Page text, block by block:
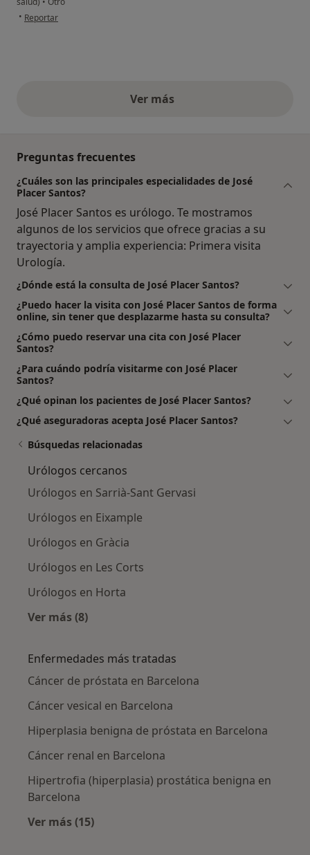
• en opinión del usuario M. A. M. d Lleida
Reportar
Ver másopiniones anteriores
Preguntas frecuentes
¿Cuáles son las principales especialidades de José
Placer Santos?
José Placer Santos es urólogo. Te mostramos
algunos de los servicios que ofrece gracias a su
trayectoria y amplia experiencia: Primera visita
Urología.
¿Dónde está la consulta de José Placer Santos?
¿Puedo hacer la visita con José Placer Santos de forma
online, sin tener que desplazarme hasta su consulta?
¿Cómo puedo reservar una cita con José Placer
Santos?
¿Para cuándo podría visitarme con José Placer
Santos?
¿Qué opinan los pacientes de José Placer Santos?
¿Qué aseguradoras acepta José Placer Santos?
Búsquedas relacionadas
Urólogos cercanos
Urólogos en Sarrià-Sant Gervasi
Urólogos en Eixample
Urólogos en Gràcia
Urólogos en Les Corts
Urólogos en Horta
Ver más (8)
Enfermedades más tratadas
Cáncer de próstata en Barcelona
Cáncer vesical en Barcelona
Hiperplasia benigna de próstata en Barcelona
Cáncer renal en Barcelona
Hipertrofia (hiperplasia) prostática benigna en
Barcelona
Ver más (15)